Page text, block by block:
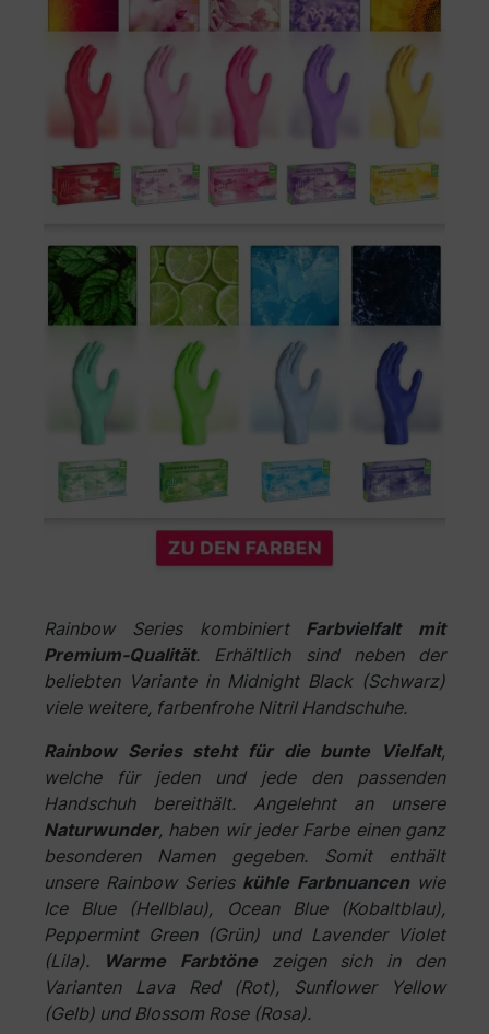
Rainbow Series kombiniertFarbvielfalt mit
Premium-Qualität. Erhältlich sind neben der
beliebten Variante in Midnight Black (Schwarz)
viele weitere, farbenfrohe Nitril Handschuhe.
Rainbow Series steht für die bunte Vielfalt,
welche für jeden und jede den passenden
Handschuh bereithält. Angelehnt an unsere
Naturwunder, haben wir jeder Farbe einen ganz
besonderen Namen gegeben. Somit enthält
unsere Rainbow Series kühle Farbnuancen wie
Ice Blue (Hellblau), Ocean Blue (Kobaltblau),
Peppermint Green (Grün) und Lavender Violet
(Lila).
Warme Farbtönezeigen sich in den
Varianten Lava Red (Rot), Sunflower Yellow
(Gelb) und Blossom Rose (Rosa).